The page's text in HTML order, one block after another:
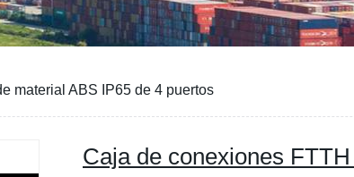
material ABS IP65 de 4 puertos
Caja de conexiones